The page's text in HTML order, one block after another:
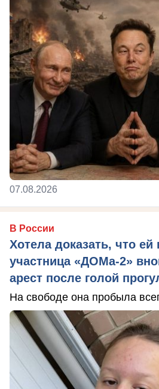
07.08.2026
В России
Хотела доказать, что
участница «ДОМа-2»
арест после голой
На свободе она пробыла